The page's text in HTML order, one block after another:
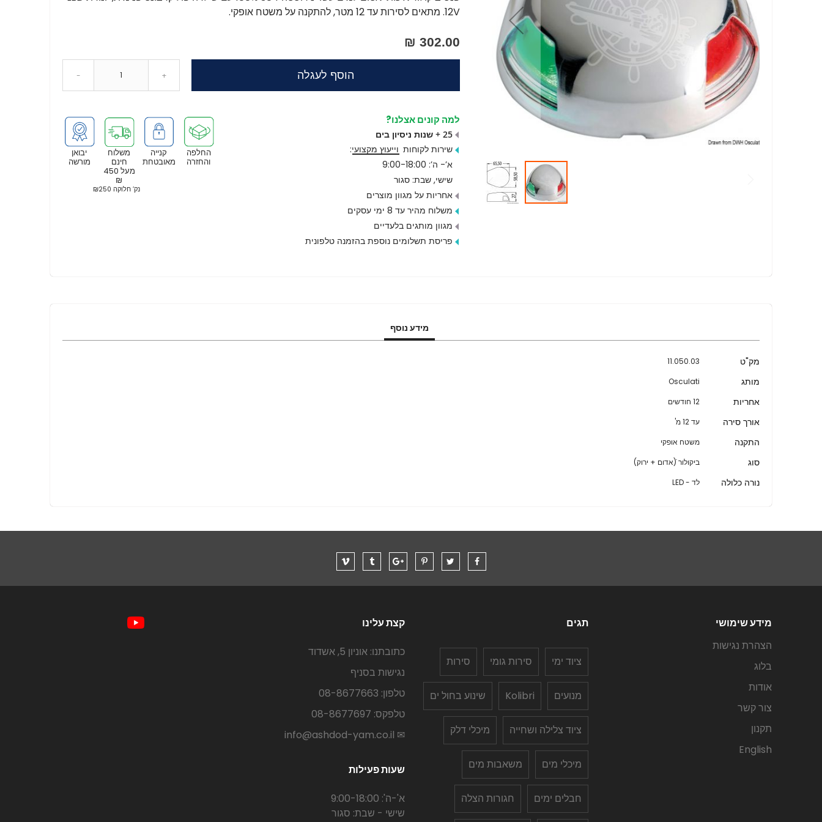
12V. מתאים לסירות עד 12 מטר, להתקנה על משטח אופקי.
302.00 ₪
- + הוסף לעגלה
יבואן
מורשה
משלוח
חינם
מעל 450
₪
נק’ חלוקה ₪250
קנייה
מאובטחת
החלפה
והחזרה
למה קונים אצלנו?
25 + שנות ניסיון בים
שירות לקוחות וייעוץ מקצועי:
א’- ה’: 9:00-18:00
שישי, שבת: סגור
אחריות על מגוון מוצרים
משלוח מהיר עד 8 ימי עסקים
מגוון מותגים בלעדיים
פריסת תשלומים נוספת בהזמנה טלפונית
מידע נוסף
מידע
נוסף
מק"ט 11.050.03
מותג Osculati
אחריות 12 חודשים
אורך סירה עד 12 מ'
התקנה משטח אופקי
סוג ביקולור ׁׁ(אדום + ירוק)
נורה כלולה לד - LED
מידע שימושי
הצהרת נגישות
בלוג
אודות
צור קשר
תקנון
English
תגים
ציוד ימי סירות גומי סירות
מנועים Kolibri שינוע בחול ים
ציוד צלילה ושחייה מיכלי דלק
מיכלי מים משאבות מים
חבלים ימים חגורות הצלה
קצת עלינו
כתובתנו: אוניון 5, אשדוד
נגישות בסניף
טלפון: 08-8677663
טלפקס: 08-8677697
✉ info@ashdod-yam.co.il
שעות פעילות
א'-ה': 9:00-18:00
שישי - שבת: סגור